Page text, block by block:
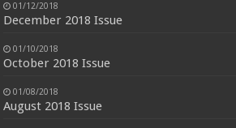
01/12/2018
December 2018 Issue
01/10/2018
October 2018 Issue
01/08/2018
August 2018 Issue